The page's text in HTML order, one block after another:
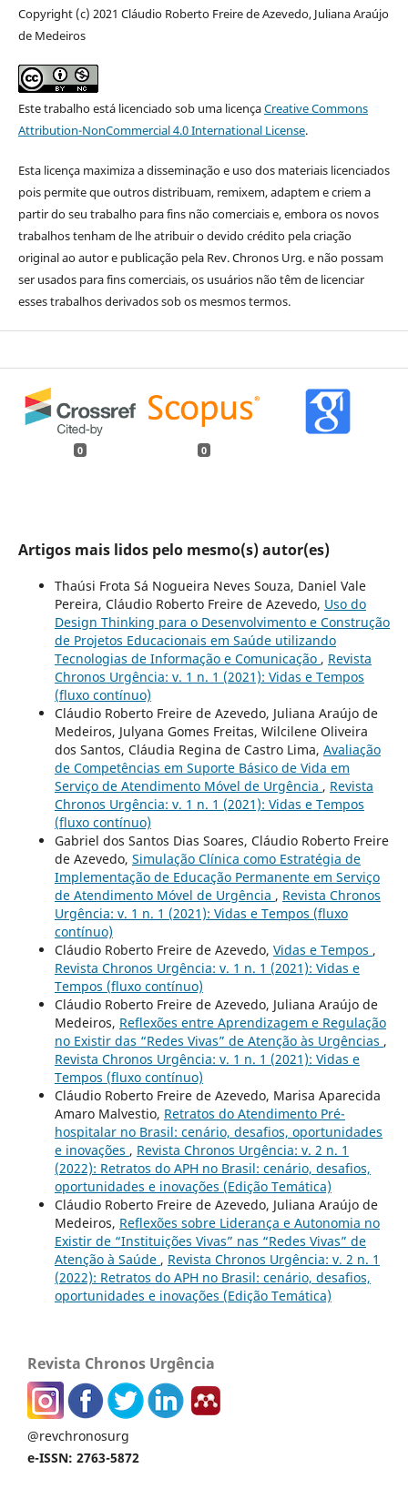
Copyright (c) 2021 Cláudio Roberto Freire de Azevedo, Juliana Araújo
de Medeiros
Este trabalho está licenciado sob uma licençaCreative Commons
Attribution-NonCommercial 4.0 International License.
Esta licença maximiza a disseminação e uso dos materiais licenciados
pois permite que outros distribuam, remixem, adaptem e criem a
partir do seu trabalho para fins não comerciais e, embora os novos
trabalhos tenham de lhe atribuir o devido crédito pela criação
original ao autor e publicação pela Rev. Chronos Urg. e não possam
ser usados para fins comerciais, os usuários não têm de licenciar
esses trabalhos derivados sob os mesmos termos.
0 0
Artigos mais lidos pelo mesmo(s) autor(es)
Thaúsi Frota Sá Nogueira Neves Souza, Daniel Vale
Pereira, Cláudio Roberto Freire de Azevedo, Uso do
Design Thinking para o Desenvolvimento e Construção
de Projetos Educacionais em Saúde utilizando
Tecnologias de Informação e Comunicação , Revista
Chronos Urgência: v. 1 n. 1 (2021): Vidas e Tempos
(fluxo contínuo)
Cláudio Roberto Freire de Azevedo, Juliana Araújo de
Medeiros, Julyana Gomes Freitas, Wilcilene Oliveira
dos Santos, Cláudia Regina de Castro Lima, Avaliação
de Competências em Suporte Básico de Vida em
Serviço de Atendimento Móvel de Urgência , Revista
Chronos Urgência: v. 1 n. 1 (2021): Vidas e Tempos
(fluxo contínuo)
Gabriel dos Santos Dias Soares, Cláudio Roberto Freire
de Azevedo, Simulação Clínica como Estratégia de
Implementação de Educação Permanente em Serviço
de Atendimento Móvel de Urgência , Revista Chronos
Urgência: v. 1 n. 1 (2021): Vidas e Tempos (fluxo
contínuo)
Cláudio Roberto Freire de Azevedo, Vidas e Tempos ,
Revista Chronos Urgência: v. 1 n. 1 (2021): Vidas e
Tempos (fluxo contínuo)
Cláudio Roberto Freire de Azevedo, Juliana Araújo de
Medeiros, Reflexões entre Aprendizagem e Regulação
no Existir das “Redes Vivas” de Atenção às Urgências ,
Revista Chronos Urgência: v. 1 n. 1 (2021): Vidas e
Tempos (fluxo contínuo)
Cláudio Roberto Freire de Azevedo, Marisa Aparecida
Amaro Malvestio, Retratos do Atendimento Pré-
hospitalar no Brasil: cenário, desafios, oportunidades
e inovações , Revista Chronos Urgência: v. 2 n. 1
(2022): Retratos do APH no Brasil: cenário, desafios,
oportunidades e inovações (Edição Temática)
Cláudio Roberto Freire de Azevedo, Juliana Araújo de
Medeiros, Reflexões sobre Liderança e Autonomia no
Existir de “Instituições Vivas” nas “Redes Vivas” de
Atenção à Saúde , Revista Chronos Urgência: v. 2 n. 1
(2022): Retratos do APH no Brasil: cenário, desafios,
oportunidades e inovações (Edição Temática)
Revista Chronos Urgência
@revchronosurg
e-ISSN: 2763-5872